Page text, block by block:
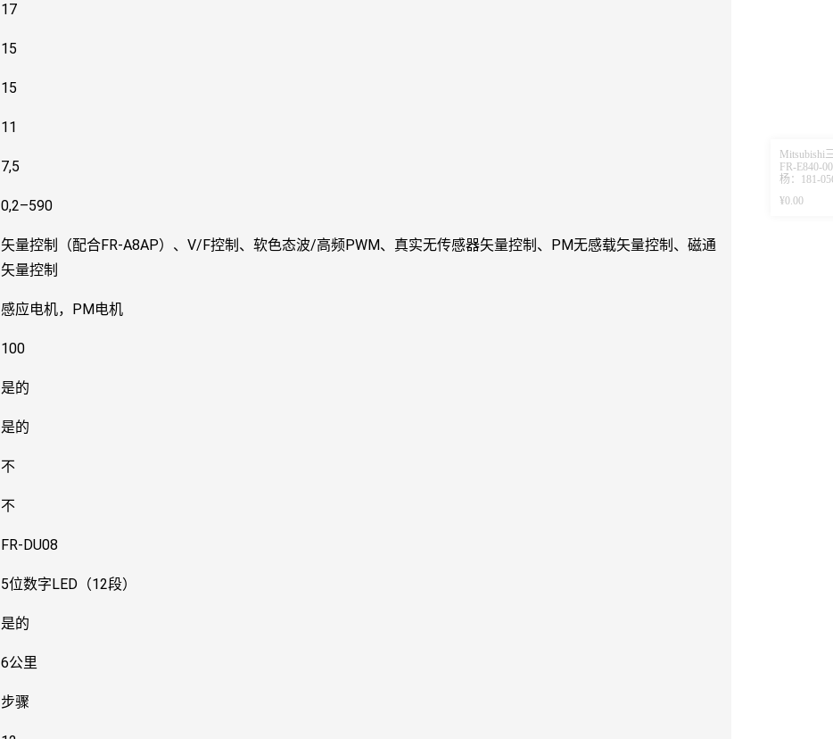
17
15
15
11
7,5
0,2–590
矢量控制（配合FR-A8AP）、V/F控制、软色态波/高频PWM、真实无传感器矢量控制、PM无感载矢量控制、磁通
矢量控制
感应电机，PM电机
100
是的
是的
不
不
FR-DU08
5位数字LED（12段）
是的
6公里
步骤
Mitsubishi
FR-E840-
杨：181-
¥0.00